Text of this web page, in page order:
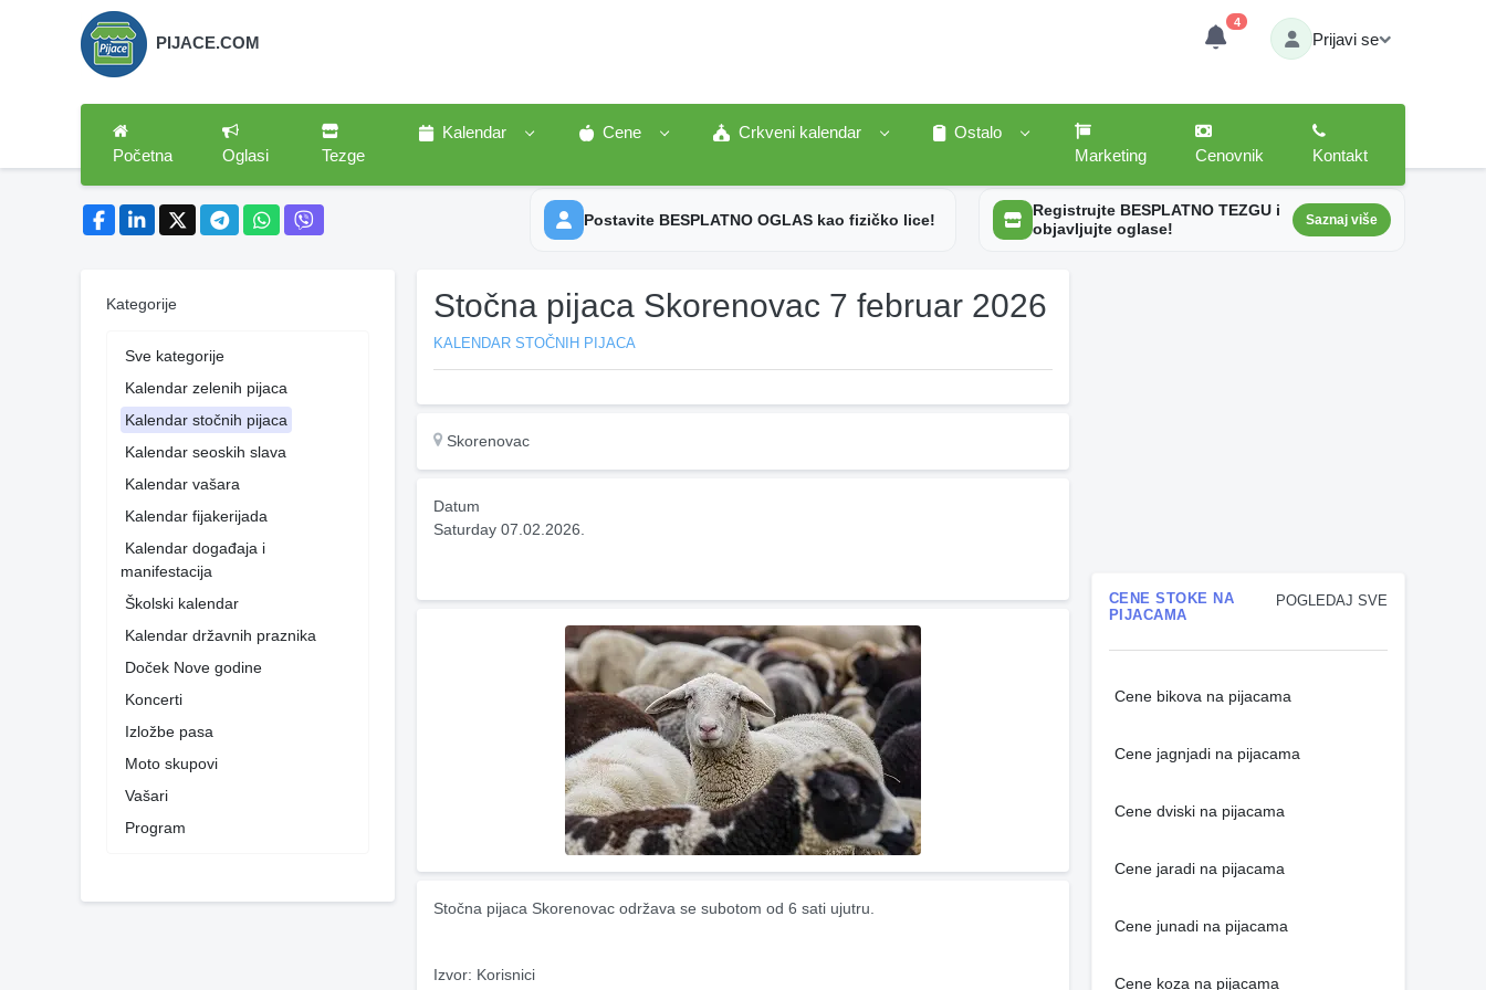
PIJACE.COM
4
Prijavi se
Početna Oglasi Tezge
Kalendar Cene Crkveni kalendar
Ostalo
Marketing
Cenovnik Kontakt
Postavite BESPLATNO OGLAS kao fizičko lice!
Registrujte BESPLATNO TEZGU i
objavljujte oglase!
Saznaj više
Kategorije
Sve kategorije
Kalendar zelenih pijaca
Kalendar stočnih pijaca
Kalendar seoskih slava
Kalendar vašara
Kalendar fijakerijada
Kalendar događaja i
manifestacija
Školski kalendar
Kalendar državnih praznika
Doček Nove godine
Koncerti
Izložbe pasa
Moto skupovi
Vašari
Program
Stočna pijaca Skorenovac 7 februar 2026
KALENDAR STOČNIH PIJACA
Skorenovac
Datum
Saturday 07.02.2026.
Stočna pijaca Skorenovac održava se subotom od 6 sati ujutru.
Izvor: Korisnici
POGLEDAJ SVE
CENE STOKE NA
PIJACAMA
Cene bikova na pijacama
Cene jagnjadi na pijacama
Cene dviski na pijacama
Cene jaradi na pijacama
Cene junadi na pijacama
Cene koza na pijacama